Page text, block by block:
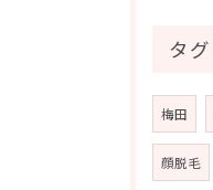
タグ
梅田
顔脱毛